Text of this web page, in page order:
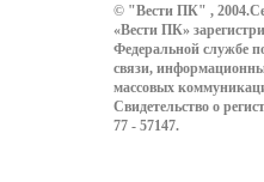
© "Вести ПК" ,
«Вести ПК»
Федеральной службе
связи,
массовых
Свидетельство о
77 - 57147.